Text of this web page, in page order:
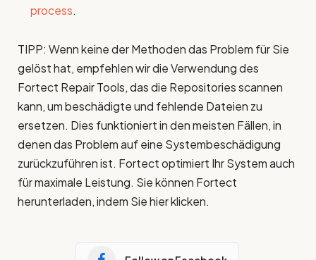
process.
TIPP: Wenn keine der Methoden das Problem für Sie
gelöst hat, empfehlen wir die Verwendung des
Fortect Repair Tools, das die Repositories scannen
kann, um beschädigte und fehlende Dateien zu
ersetzen. Dies funktioniert in den meisten Fällen, in
denen das Problem auf eine Systembeschädigung
zurückzuführen ist. Fortect optimiert Ihr System auch
für maximale Leistung. Sie können Fortect
herunterladen, indem Sie hier klicken.